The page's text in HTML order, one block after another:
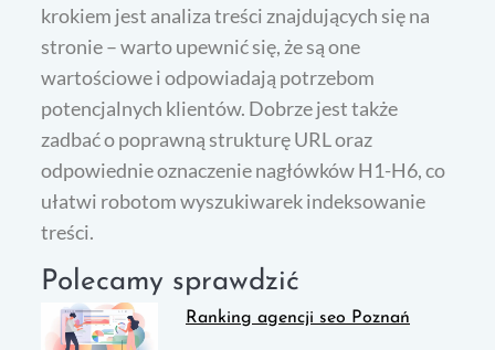
krokiem jest analiza treści znajdujących się na
stronie – warto upewnić się, że są one
wartościowe i odpowiadają potrzebom
potencjalnych klientów. Dobrze jest także
zadbać o poprawną strukturę URL oraz
odpowiednie oznaczenie nagłówków H1-H6, co
ułatwi robotom wyszukiwarek indeksowanie
treści.
Polecamy sprawdzić
Ranking agencji seo Poznań